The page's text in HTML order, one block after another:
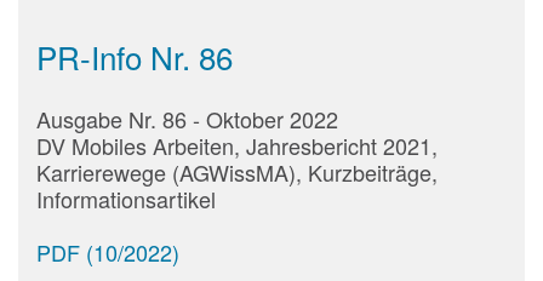
PR-Info Nr. 86
Ausgabe Nr. 86 - Oktober 2022
DV Mobiles Arbeiten, Jahresbericht 2021,
Karrierewege (AGWissMA), Kurzbeiträge,
Informationsartikel
PDF (10/2022)